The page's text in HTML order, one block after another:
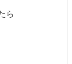
ら